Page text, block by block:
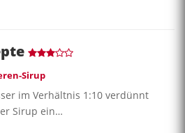
Sirup
im Verhältnis 1:10 verdünnt
Sirup ein…